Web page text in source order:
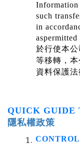
Information
such
in
於行使本
等移轉，
資料保護
QUICK GUIDE
隱私權政策